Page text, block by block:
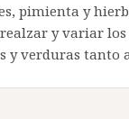
pimienta y
y variar los
y verduras